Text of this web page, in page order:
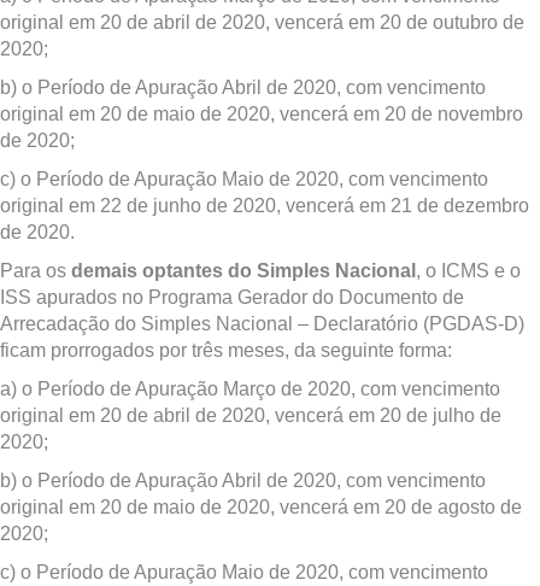
original em 20 de abril de 2020, vencerá em 20 de outubro de
2020;
b) o Período de Apuração Abril de 2020, com vencimento
original em 20 de maio de 2020, vencerá em 20 de novembro
de 2020;
c) o Período de Apuração Maio de 2020, com vencimento
original em 22 de junho de 2020, vencerá em 21 de dezembro
de 2020.
Para os demais optantes do Simples Nacional , o ICMS e o
ISS apurados no Programa Gerador do Documento de
Arrecadação do Simples Nacional – Declaratório (PGDAS-D)
ficam prorrogados por três meses, da seguinte forma:
a) o Período de Apuração Março de 2020, com vencimento
original em 20 de abril de 2020, vencerá em 20 de julho de
2020;
b) o Período de Apuração Abril de 2020, com vencimento
original em 20 de maio de 2020, vencerá em 20 de agosto de
2020;
c) o Período de Apuração Maio de 2020, com vencimento